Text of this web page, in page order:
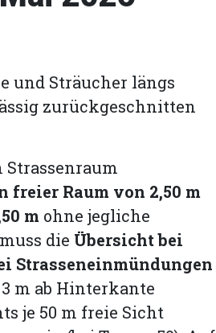
und Sträucher längs
zurückgeschnitten
Strassenraum
freier Raum von 2,50 m
m ohne jegliche
die Übersicht bei
Strasseneinmündungen
m ab Hinterkante
je 50 m freie Sicht